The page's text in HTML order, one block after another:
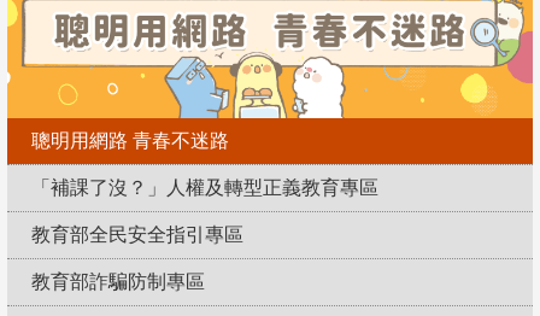
聰明用網路 青春不迷路
「補課了沒？」人權及轉型正義教育專區
教育部全民安全指引專區
教育部詐騙防制專區